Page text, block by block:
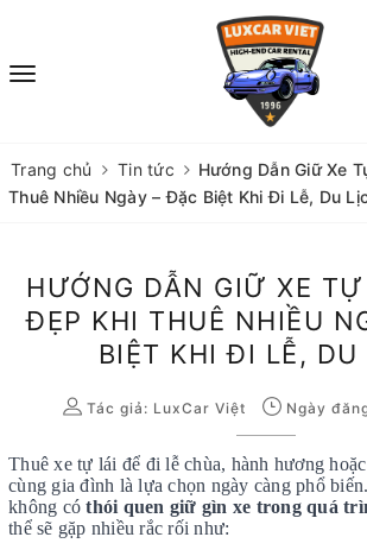
Trang chủ Tin tức
Hướng Dẫn Giữ Xe
Thuê Nhiều Ngày – Đặc Biệt Khi Đi Lễ, Du
HƯỚNG DẪN GIỮ XE
ĐẸP KHI THUÊ NHIỀU
BIỆT KHI ĐI LỄ, DU
Tác giả: LuxCar Việt Ngày
Thuê xe tự lái để đi lễ chùa, hành hương
cùng gia đình là lựa chọn ngày càng phổ
không cóthói quen giữ gìn xe trong quá
thể sẽ gặp nhiều rắc rối như: